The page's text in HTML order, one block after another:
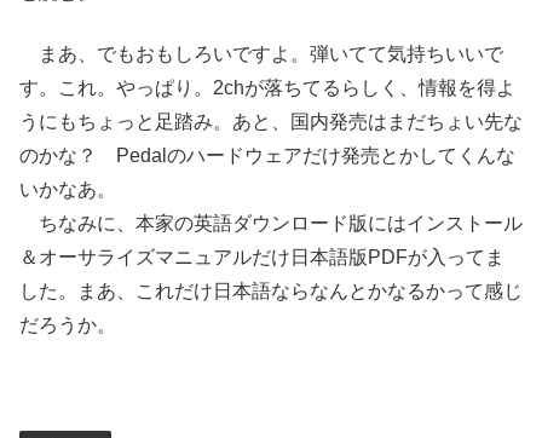
まあ、でもおもしろいですよ。弾いてて気持ちいいで
す。これ。やっぱり。2chが落ちてるらしく、情報を得よ
うにもちょっと足踏み。あと、国内発売はまだちょい先な
のかな？ Pedalのハードウェアだけ発売とかしてくんな
いかなあ。
ちなみに、本家の英語ダウンロード版にはインストール
＆オーサライズマニュアルだけ日本語版PDFが入ってま
した。まあ、これだけ日本語ならなんとかなるかって感じ
だろうか。